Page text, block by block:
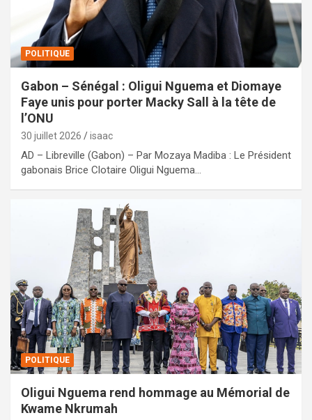
POLITIQUE
Gabon – Sénégal : Oligui Nguema et Diomaye
Faye unis pour porter Macky Sall à la tête de
l’ONU
30 juillet 2026 isaac
AD – Libreville (Gabon) – Par Mozaya Madiba : Le Président
gabonais Brice Clotaire Oligui Nguema…
POLITIQUE
Oligui Nguema rend hommage au Mémorial de
Kwame Nkrumah